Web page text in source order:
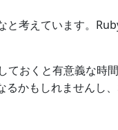
考えています。
おくと有意義な時
かもしれませんし